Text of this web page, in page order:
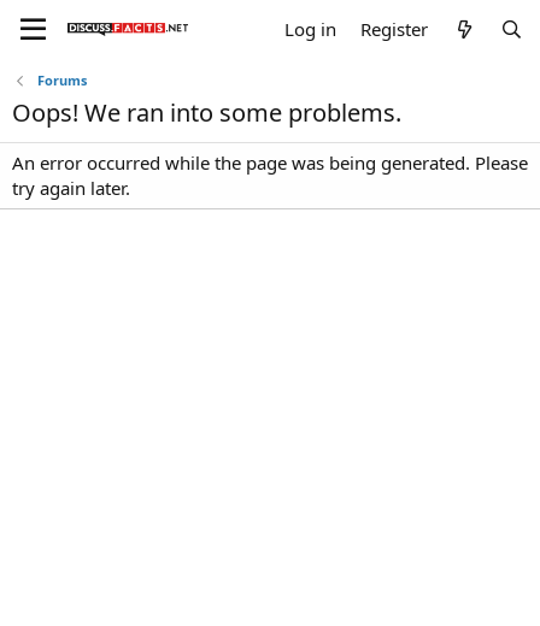
Log in Register
Forums
Oops! We ran into some problems.
An error occurred while the page was being generated. Please
try again later.